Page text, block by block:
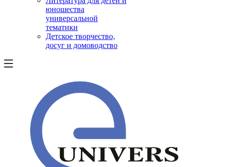
юношества
универсальной
тематики
Детское творчество,
досуг и домоводство